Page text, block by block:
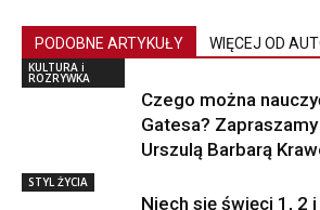
PODOBNE ARTYKUŁY WIĘCEJ OD
KULTURA i
ROZRYWKA
Czego można
Gatesa?
Urszulą Barbarą
STYL ŻYCIA
Niech się święci 1, 2